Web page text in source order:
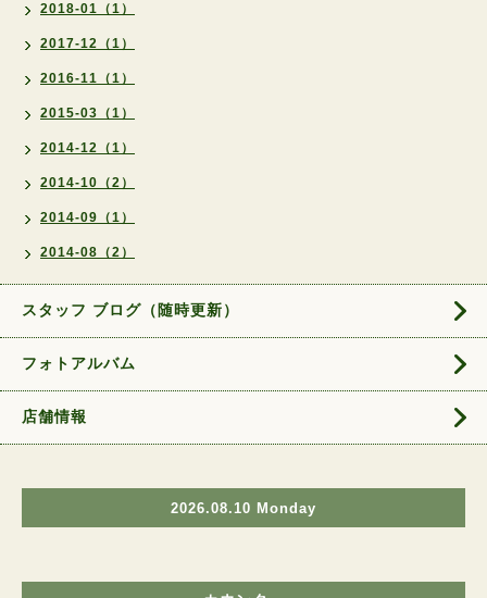
2018-01（1）
2017-12（1）
2016-11（1）
2015-03（1）
2014-12（1）
2014-10（2）
2014-09（1）
2014-08（2）
スタッフ ブログ（随時更新）
フォトアルバム
店舗情報
2026.08.10 Monday